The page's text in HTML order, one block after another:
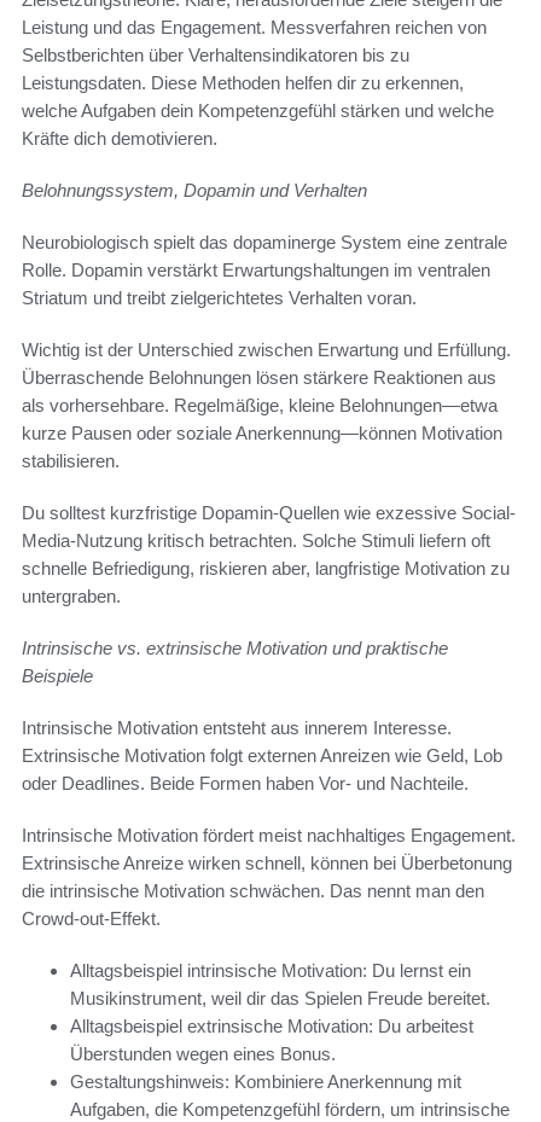
Leistung und das Engagement. Messverfahren reichen von
Selbstberichten über Verhaltensindikatoren bis zu
Leistungsdaten. Diese Methoden helfen dir zu erkennen,
welche Aufgaben dein Kompetenzgefühl stärken und welche
Kräfte dich demotivieren.
Belohnungssystem, Dopamin und Verhalten
Neurobiologisch spielt das dopaminerge System eine zentrale
Rolle. Dopamin verstärkt Erwartungshaltungen im ventralen
Striatum und treibt zielgerichtetes Verhalten voran.
Wichtig ist der Unterschied zwischen Erwartung und Erfüllung.
Überraschende Belohnungen lösen stärkere Reaktionen aus
als vorhersehbare. Regelmäßige, kleine Belohnungen—etwa
kurze Pausen oder soziale Anerkennung—können Motivation
stabilisieren.
Du solltest kurzfristige Dopamin-Quellen wie exzessive Social-
Media-Nutzung kritisch betrachten. Solche Stimuli liefern oft
schnelle Befriedigung, riskieren aber, langfristige Motivation zu
untergraben.
Intrinsische vs. extrinsische Motivation und praktische
Beispiele
Intrinsische Motivation entsteht aus innerem Interesse.
Extrinsische Motivation folgt externen Anreizen wie Geld, Lob
oder Deadlines. Beide Formen haben Vor- und Nachteile.
Intrinsische Motivation fördert meist nachhaltiges Engagement.
Extrinsische Anreize wirken schnell, können bei Überbetonung
die intrinsische Motivation schwächen. Das nennt man den
Crowd‑out‑Effekt.
Alltagsbeispiel intrinsische Motivation: Du lernst ein
Musikinstrument, weil dir das Spielen Freude bereitet.
Alltagsbeispiel extrinsische Motivation: Du arbeitest
Überstunden wegen eines Bonus.
Gestaltungshinweis: Kombiniere Anerkennung mit
Aufgaben, die Kompetenzgefühl fördern, um intrinsische